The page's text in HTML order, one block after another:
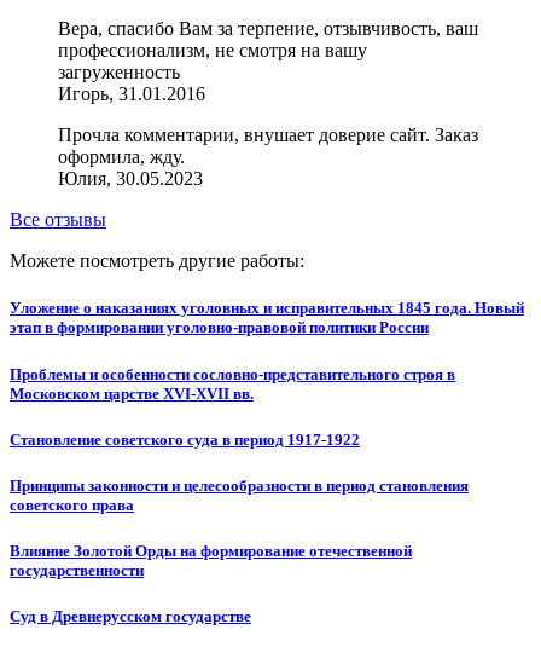
Вера, спасибо Вам за терпение, отзывчивость, ваш
профессионализм, не смотря на вашу
загруженность
Игорь, 31.01.2016
Прочла комментарии, внушает доверие сайт. Заказ
оформила, жду.
Юлия, 30.05.2023
Все отзывы
Можете посмотреть другие работы:
Уложение о наказаниях уголовных и исправительных 1845 года. Новый
этап в формировании уголовно-правовой политики России
Проблемы и особенности сословно-представительного строя в
Московском царстве XVI-XVII вв.
Становление советского суда в период 1917-1922
Принципы законности и целесообразности в период становления
советского права
Влияние Золотой Opды на фopмирование отечественной
гocудapственнocти
Суд в Древнерусском государстве